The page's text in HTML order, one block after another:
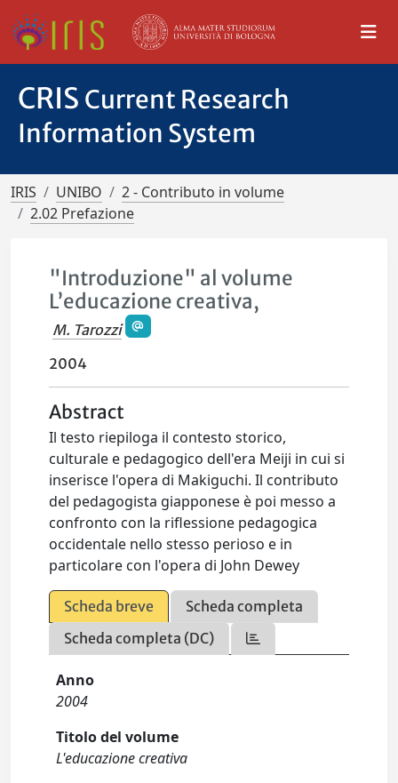
CRIS Current Research
Information System
IRIS UNIBO
2 - Contributo in volume
2.02 Prefazione
"Introduzione" al volume
L’educazione creativa,
M. Tarozzi
2004
Abstract
Il testo riepiloga il contesto storico,
culturale e pedagogico dell'era Meiji in cui si
inserisce l'opera di Makiguchi. Il contributo
del pedagogista giapponese è poi messo a
confronto con la riflessione pedagogica
occidentale nello stesso perioso e in
particolare con l'opera di John Dewey
Scheda breve
Scheda completa
Scheda completa (DC)
Anno
2004
Titolo del volume
L'educazione creativa